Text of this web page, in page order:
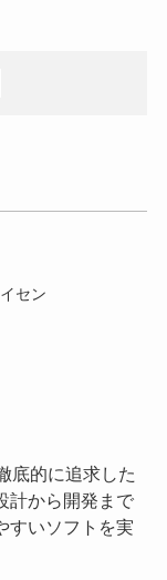
セン
底的に追求した
計から開発まで
すいソフトを実